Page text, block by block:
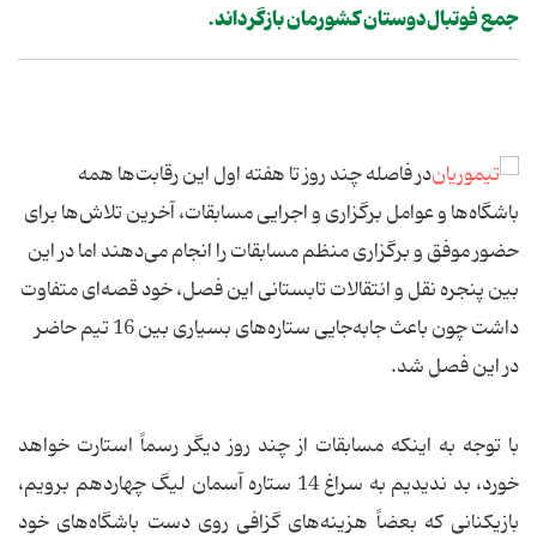
جمع فوتبال‌دوستان کشورمان بازگرداند.
در فاصله چند روز تا هفته اول این رقابت‌ها همه
باشگاه‌ها و عوامل برگزاری و اجرایی مسابقات، آخرین تلاش‌ها برای
حضور موفق و برگزاری منظم مسابقات را انجام می‌دهند اما در این
بین پنجره نقل و انتقالات تابستانی این فصل، خود قصه‌ای متفاوت
داشت چون باعث جابه‌جایی ستاره‌های بسیاری بین 16 تیم حاضر
در این فصل شد.
با توجه به اینكه مسابقات از چند روز دیگر رسماً استارت خواهد
خورد، بد ندیدیم به سراغ 14 ستاره آسمان لیگ چهاردهم برویم،
بازیكنانی كه بعضاً هزینه‌های گزافی روی دست باشگاه‌های خود